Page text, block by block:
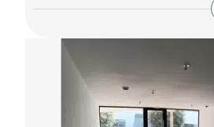
commercial bénéficie d'un
stockage ou une réserve.
Le bien est équipé d'une
l'exercice d'activités de
conviendra également à de